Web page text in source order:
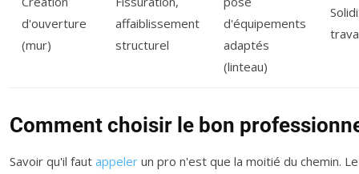
d'ouverture
(mur)
affaiblissement
structurel
d'équipements
adaptés
(linteau)
Comment choisir le bon
Savoir qu'il faut appeler un pro n'est que la moitié du chemin.